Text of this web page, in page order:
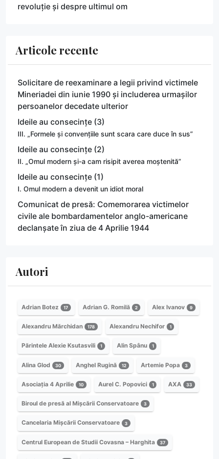
revoluție și despre ultimul om
Articole recente
Solicitare de reexaminare a legii privind victimele
Mineriadei din iunie 1990 și includerea urmașilor
persoanelor decedate ulterior
Ideile au consecințe (3)
III. „Formele și convențiile sunt scara care duce în sus”
Ideile au consecințe (2)
II. „Omul modern și-a cam risipit averea moștenită”
Ideile au consecințe (1)
I. Omul modern a devenit un idiot moral
Comunicat de presă: Comemorarea victimelor
civile ale bombardamentelor anglo-americane
declanșate în ziua de 4 Aprilie 1944
Autori
Adrian Botez 17 Adrian G. Romilă 2 Alex Ivanov 9
Alexandru Mărchidan 178 Alexandru Nechifor 1
Părintele Alexie Ksutasvili 1 Alin Spânu 1
Alina Glod 30 Anghel Rugină 12 Artemie Popa 3
Asociația 4 Aprilie 10 Aurel C. Popovici 1 AXA 33
Biroul de presă al Mișcării Conservatoare 3
Cancelaria Mișcării Conservatoare 3
Centrul European de Studii Covasna – Harghita 37